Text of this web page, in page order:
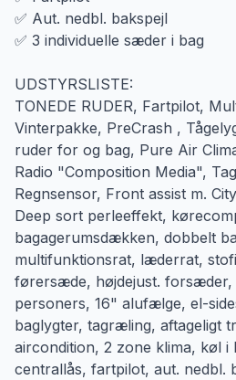
✅ Aut. nedbl. bakspejl
✅ 3 individuelle sæder i bag
UDSTYRSLISTE:
TONEDE RUDER, Fartpilot,
Vinterpakke, PreCrash ,
ruder for og bag, Pure Air
Radio "Composition Media",
Regnsensor, Front assist m.
Deep sort perleeffekt,
bagagerumsdækken, dobbelt
multifunktionsrat, læderrat,
førersæde, højdejust. forsæder,
personers, 16" alufælge, el-
baglygter, tagræling, aftageligt
aircondition, 2 zone klima, køl i
centrallås, fartpilot, aut. nedbl.